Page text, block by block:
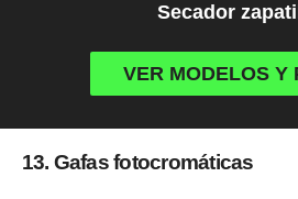
Secador
VER MODELOS Y
13. Gafas fotocromáticas